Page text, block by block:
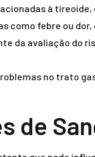
à tireoide,
como febre ou
da avaliação do
no trato
de